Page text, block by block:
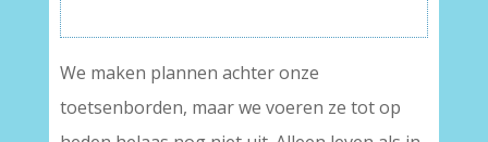
We maken plannen achter onze
toetsenborden, maar we voeren ze tot op